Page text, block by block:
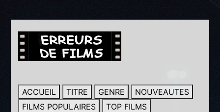
ACCUEIL TITRE GENRE
NOUVEAUTES
FILMS POPULAIRES
TOP FILMS